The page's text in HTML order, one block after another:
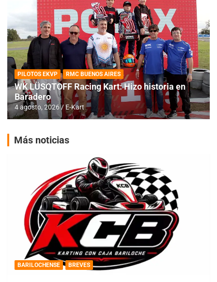
PILOTOS EKVP RMC BUENOS AIRES
WK LÜSQTOFF Racing Kart: Hizo historia en
Baradero
4 agosto, 2026 E-Kart
Más noticias
BARILOCHENSE BREVES